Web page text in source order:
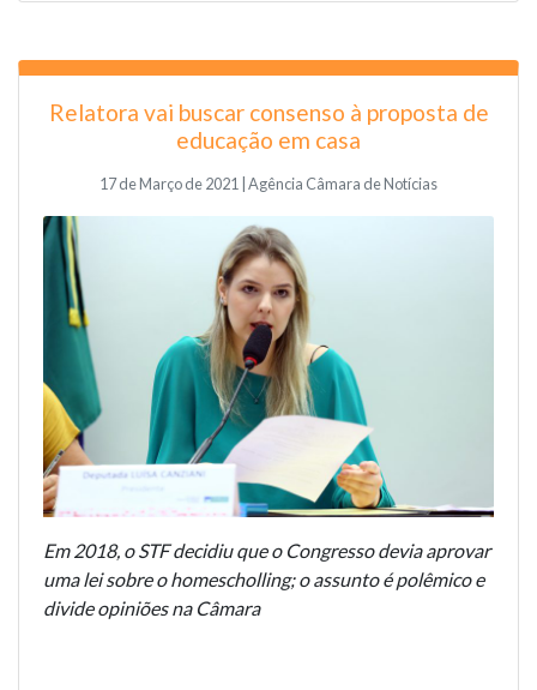
Relatora vai buscar consenso à proposta de
educação em casa
17 de Março de 2021 | Agência Câmara de Notícias
Em 2018, o STF decidiu que o Congresso devia aprovar
uma lei sobre o homescholling; o assunto é polêmico e
divide opiniões na Câmara